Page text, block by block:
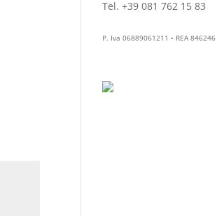
Tel. +39 081 762 15 83
P. Iva 06889061211 • REA 846246